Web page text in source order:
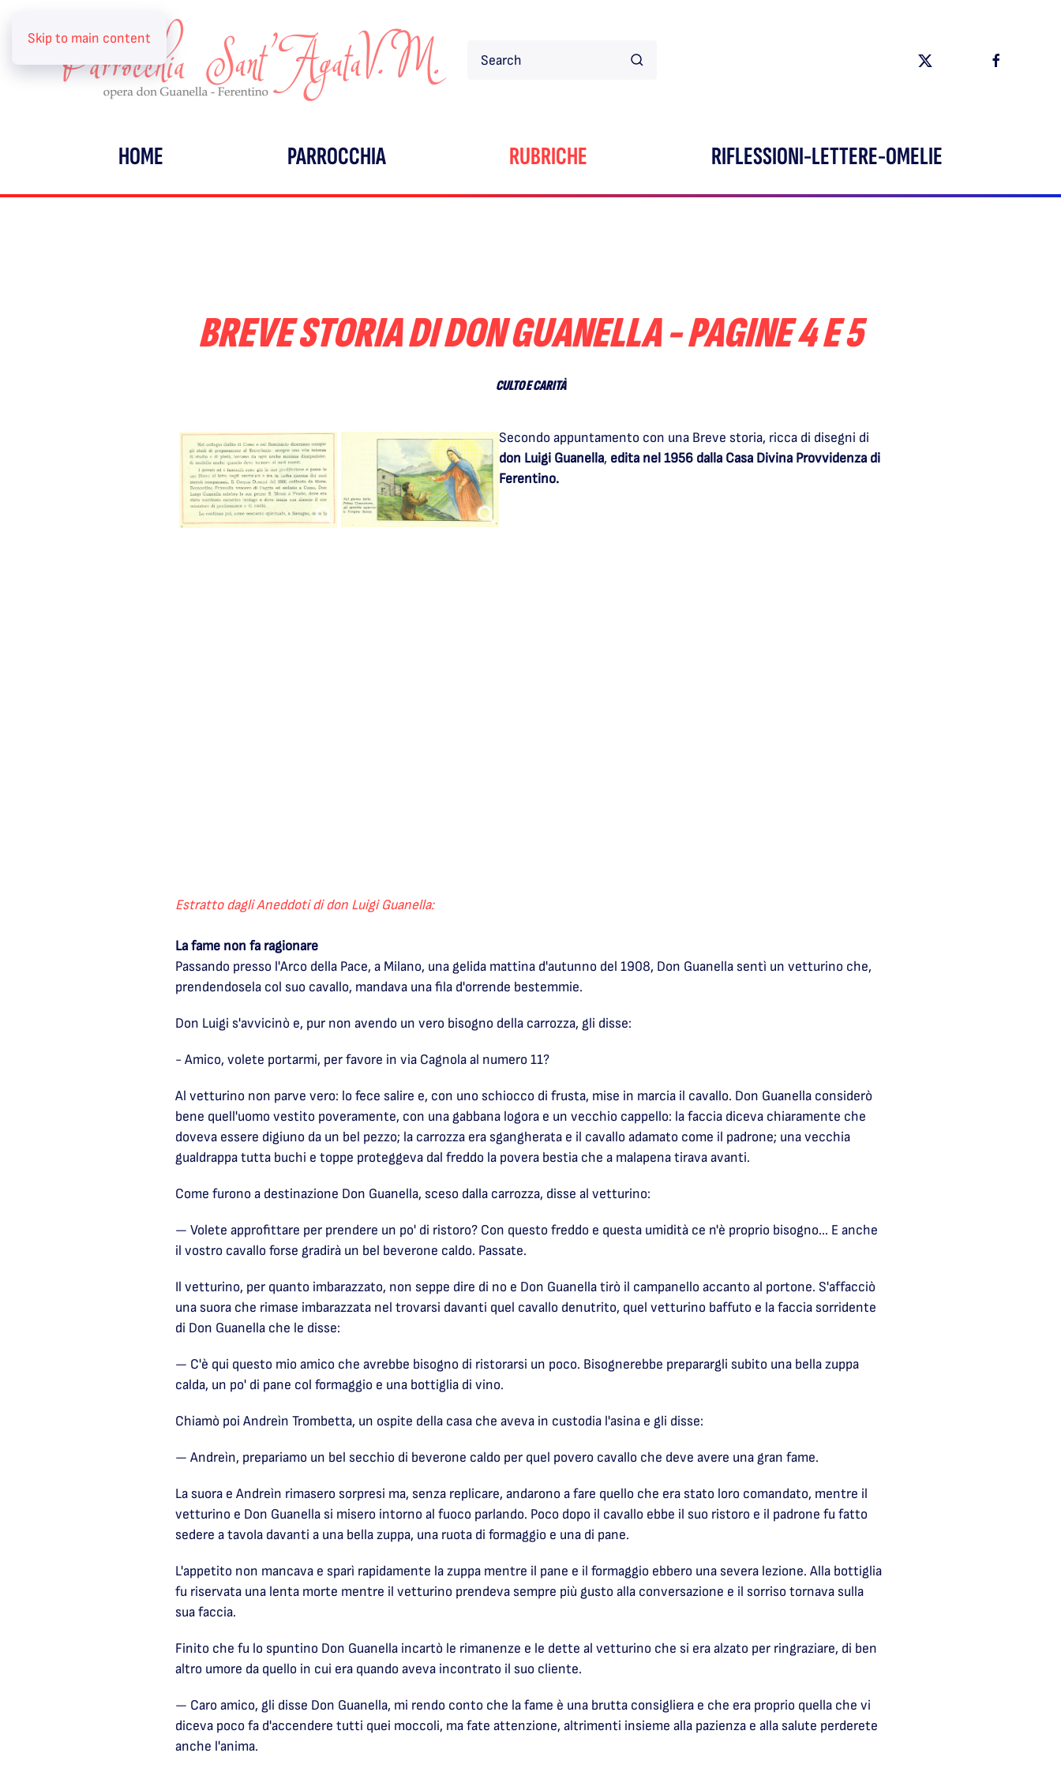
Skip to main content
HOME PARROCCHIA RUBRICHE RIFLESSIONI-LETTERE-OMELIE
BREVE STORIA DI DON GUANELLA - PAGINE 4 E 5
CULTO E CARITÀ
Secondo appuntamento con una Breve storia, ricca di disegni di
don Luigi Guanella, edita nel 1956 dalla Casa Divina Provvidenza di
Ferentino.
Estratto dagli Aneddoti di don Luigi Guanella:
La fame non fa ragionare
Passando presso l'Arco della Pace, a Milano, una gelida mattina d'autunno del 1908, Don Guanella sentì un vetturino che,
prendendosela col suo cavallo, mandava una fila d'orrende bestemmie.
Don Luigi s'avvicinò e, pur non avendo un vero bisogno della carrozza, gli disse:
- Amico, volete portarmi, per favore in via Cagnola al numero 11?
Al vetturino non parve vero: lo fece salire e, con uno schiocco di frusta, mise in marcia il cavallo. Don Guanella considerò
bene quell'uomo vestito poveramente, con una gabbana logora e un vecchio cappello: la faccia diceva chiaramente che
doveva essere digiuno da un bel pezzo; la carrozza era sgangherata e il cavallo adamato come il padrone; una vecchia
gualdrappa tutta buchi e toppe proteggeva dal freddo la povera bestia che a malapena tirava avanti.
Come furono a destinazione Don Guanella, sceso dalla carrozza, disse al vetturino:
— Volete approfittare per prendere un po' di ristoro? Con questo freddo e questa umidità ce n'è proprio bisogno... E anche
il vostro cavallo forse gradirà un bel beverone caldo. Passate.
Il vetturino, per quanto imbarazzato, non seppe dire di no e Don Guanella tirò il campanello accanto al portone. S'affacciò
una suora che rimase imbarazzata nel trovarsi davanti quel cavallo denutrito, quel vetturino baffuto e la faccia sorridente
di Don Guanella che le disse:
— C'è qui questo mio amico che avrebbe bisogno di ristorarsi un poco. Bisognerebbe preparargli subito una bella zuppa
calda, un po' di pane col formaggio e una bottiglia di vino.
Chiamò poi Andreìn Trombetta, un ospite della casa che aveva in custodia l'asina e gli disse:
— Andreìn, prepariamo un bel secchio di beverone caldo per quel povero cavallo che deve avere una gran fame.
La suora e Andreìn rimasero sorpresi ma, senza replicare, andarono a fare quello che era stato loro comandato, mentre il
vetturino e Don Guanella si misero intorno al fuoco parlando. Poco dopo il cavallo ebbe il suo ristoro e il padrone fu fatto
sedere a tavoIa davanti a una bella zuppa, una ruota di formaggio e una di pane.
L'appetito non mancava e sparì rapidamente la zuppa mentre il pane e il formaggio ebbero una severa lezione. Alla bottiglia
fu riservata una lenta morte mentre il vetturino prendeva sempre più gusto alla conversazione e il sorriso tornava sulla
sua faccia.
Finito che fu lo spuntino Don Guanella incartò le rimanenze e le dette al vetturino che si era alzato per ringraziare, di ben
altro umore da quello in cui era quando aveva incontrato il suo cliente.
— Caro amico, gli disse Don Guanella, mi rendo conto che la fame è una brutta consigliera e che era proprio quella che vi
diceva poco fa d'accendere tutti quei moccoli, ma fate attenzione, altrimenti insieme alla pazienza e alla salute perderete
anche l'anima.